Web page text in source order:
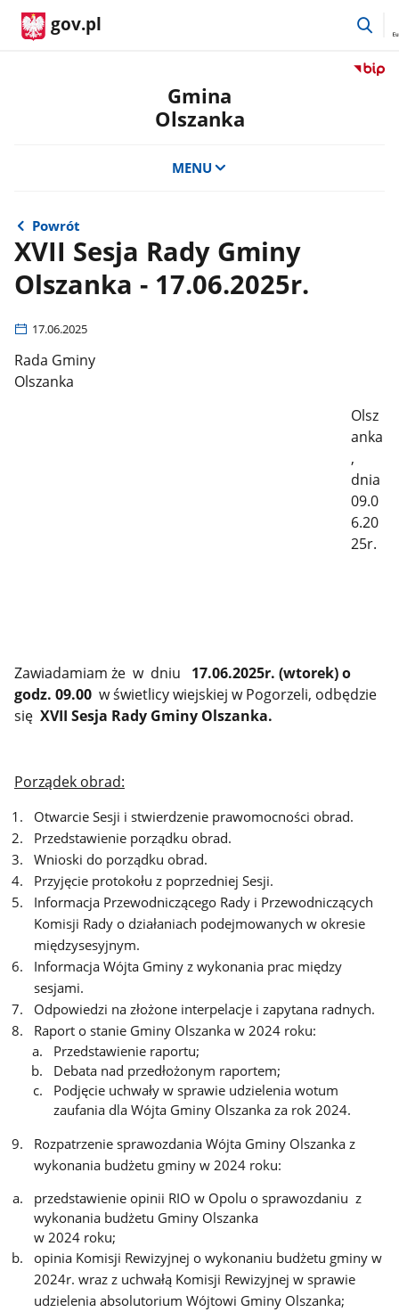
gov.pl
Przejdź
Gmina
Olszanka
MENU
Powrót
XVII Sesja Rady Gminy
Olszanka - 17.06.2025r.
17.06.2025
Rada Gminy
Olszanka
Olsz
anka
,
dnia
09.0
6.20
25r.
Zawiadamiam że w dniu 17.06.2025r. (wtorek) o
godz. 09.00w świetlicy wiejskiej w Pogorzeli, odbędzie
się XVII Sesja Rady Gminy Olszanka.
Porządek obrad:
Otwarcie Sesji i stwierdzenie prawomocności obrad.
Przedstawienie porządku obrad.
Wnioski do porządku obrad.
Przyjęcie protokołu z poprzedniej Sesji.
Informacja Przewodniczącego Rady i Przewodniczących
Komisji Rady o działaniach podejmowanych w okresie
międzysesyjnym.
Informacja Wójta Gminy z wykonania prac między
sesjami.
Odpowiedzi na złożone interpelacje i zapytana radnych.
Raport o stanie Gminy Olszanka w 2024 roku:
Przedstawienie raportu;
Debata nad przedłożonym raportem;
Podjęcie uchwały w sprawie udzielenia wotum
zaufania dla Wójta Gminy Olszanka za rok 2024.
Rozpatrzenie sprawozdania Wójta Gminy Olszanka z
wykonania budżetu gminy w 2024 roku:
przedstawienie opinii RIO w Opolu o sprawozdaniu z
wykonania budżetu Gminy Olszanka
w 2024 roku;
opinia Komisji Rewizyjnej o wykonaniu budżetu gminy w
2024r. wraz z uchwałą Komisji Rewizyjnej w sprawie
udzielenia absolutorium Wójtowi Gminy Olszanka;